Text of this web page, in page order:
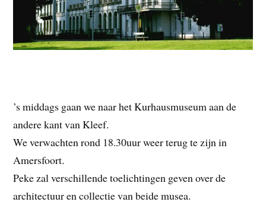
’s middags gaan we naar het Kurhausmuseum aan de
andere kant van Kleef.
We verwachten rond 18.30uur weer terug te zijn in
Amersfoort.
Peke zal verschillende toelichtingen geven over de
architectuur en collectie van beide musea.